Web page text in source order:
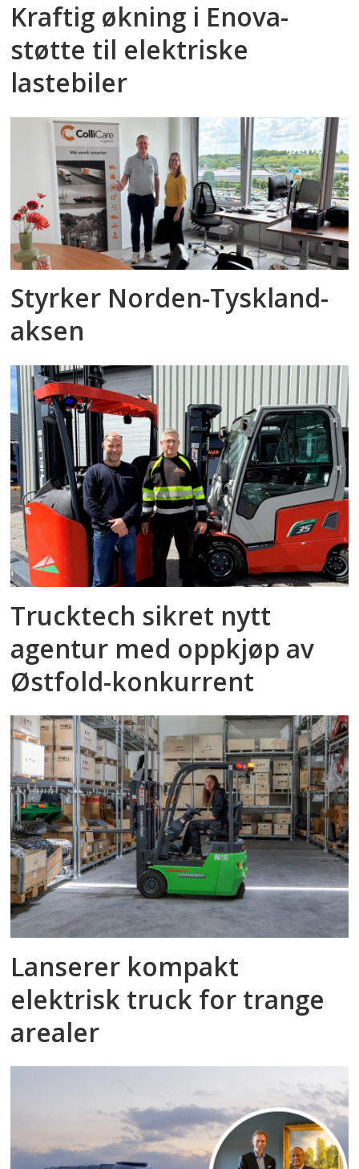
Kraftig økning i Enova-
støtte til elektriske
lastebiler
Styrker Norden-Tyskland-
aksen
Trucktech sikret nytt
agentur med oppkjøp av
Østfold-konkurrent
Lanserer kompakt
elektrisk truck for trange
arealer